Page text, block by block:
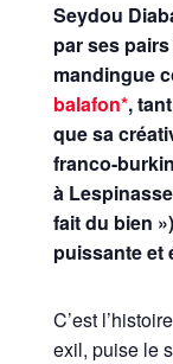
Seydou
par ses
mandingue
balafon*,
que sa
franco-
à
fait du bien
puissante et
C’est
exil, puise le